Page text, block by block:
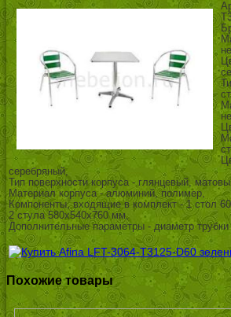
серебряный,
Тип поверхности корпуса - глянцевый,
Материал корпуса - алюминий, полимер,
Компоненты, входящие в комплект - 1 стол
2 стула 580x540x760 мм,
Дополнительные параметры - диаметр
Похожие товары